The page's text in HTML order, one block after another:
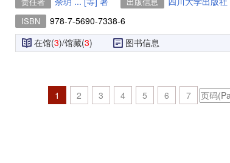
ISBN
978-7-5690-7338-6
在馆(3)/馆藏(3) 图书信息
1 2 3 4 5 6 7